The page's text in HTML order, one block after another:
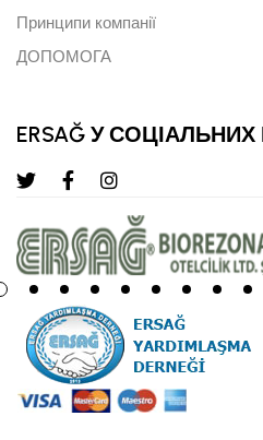
Принципи компанії
ДОПОМОГА
ERSAĞ У